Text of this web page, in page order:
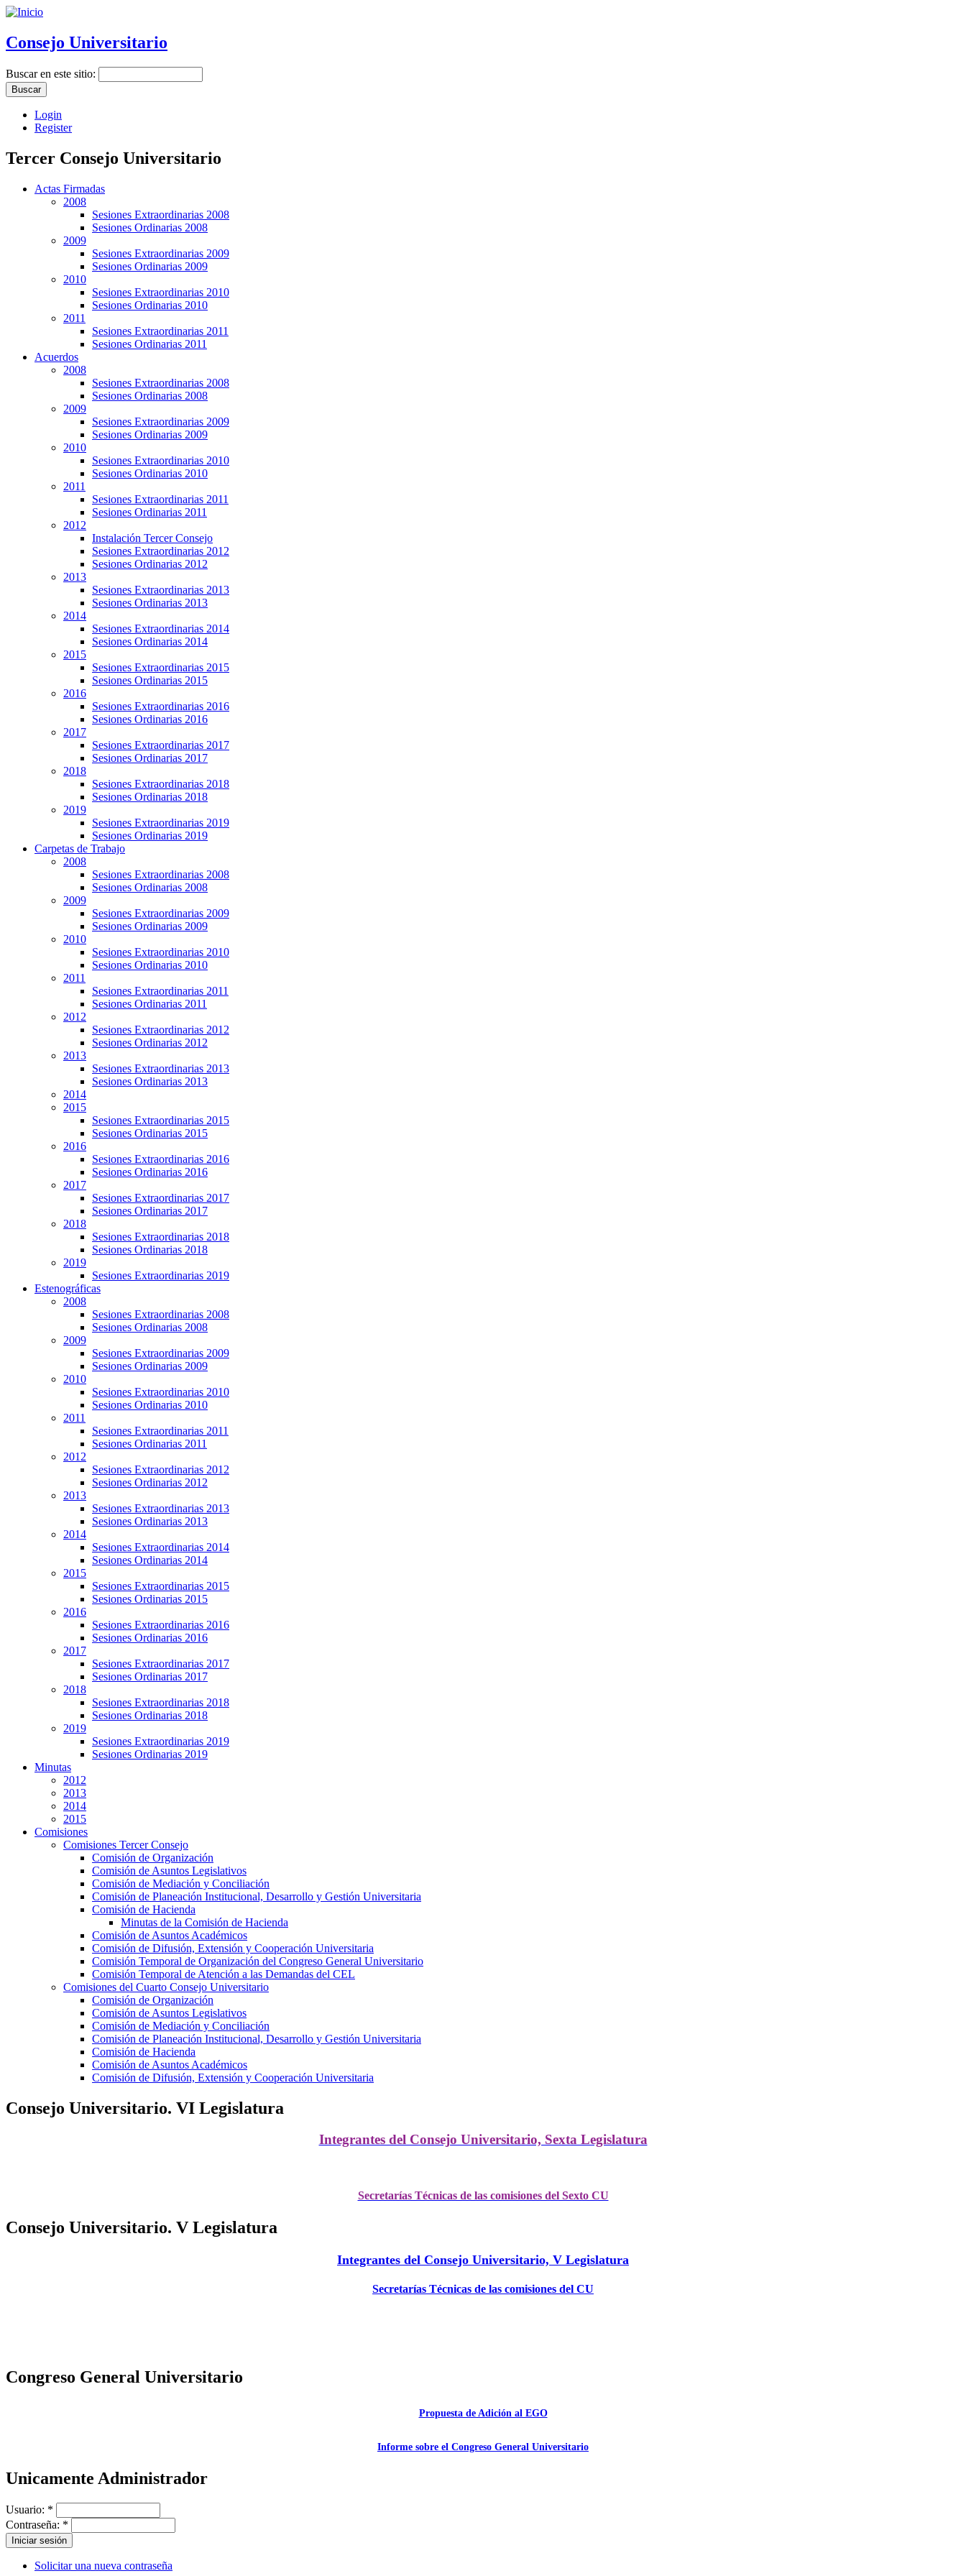
Consejo Universitario
Buscar en este sitio:
Login
Register
Tercer Consejo Universitario
Actas Firmadas
2008
Sesiones Extraordinarias 2008
Sesiones Ordinarias 2008
2009
Sesiones Extraordinarias 2009
Sesiones Ordinarias 2009
2010
Sesiones Extraordinarias 2010
Sesiones Ordinarias 2010
2011
Sesiones Extraordinarias 2011
Sesiones Ordinarias 2011
Acuerdos
2008
Sesiones Extraordinarias 2008
Sesiones Ordinarias 2008
2009
Sesiones Extraordinarias 2009
Sesiones Ordinarias 2009
2010
Sesiones Extraordinarias 2010
Sesiones Ordinarias 2010
2011
Sesiones Extraordinarias 2011
Sesiones Ordinarias 2011
2012
Instalación Tercer Consejo
Sesiones Extraordinarias 2012
Sesiones Ordinarias 2012
2013
Sesiones Extraordinarias 2013
Sesiones Ordinarias 2013
2014
Sesiones Extraordinarias 2014
Sesiones Ordinarias 2014
2015
Sesiones Extraordinarias 2015
Sesiones Ordinarias 2015
2016
Sesiones Extraordinarias 2016
Sesiones Ordinarias 2016
2017
Sesiones Extraordinarias 2017
Sesiones Ordinarias 2017
2018
Sesiones Extraordinarias 2018
Sesiones Ordinarias 2018
2019
Sesiones Extraordinarias 2019
Sesiones Ordinarias 2019
Carpetas de Trabajo
2008
Sesiones Extraordinarias 2008
Sesiones Ordinarias 2008
2009
Sesiones Extraordinarias 2009
Sesiones Ordinarias 2009
2010
Sesiones Extraordinarias 2010
Sesiones Ordinarias 2010
2011
Sesiones Extraordinarias 2011
Sesiones Ordinarias 2011
2012
Sesiones Extraordinarias 2012
Sesiones Ordinarias 2012
2013
Sesiones Extraordinarias 2013
Sesiones Ordinarias 2013
2014
2015
Sesiones Extraordinarias 2015
Sesiones Ordinarias 2015
2016
Sesiones Extraordinarias 2016
Sesiones Ordinarias 2016
2017
Sesiones Extraordinarias 2017
Sesiones Ordinarias 2017
2018
Sesiones Extraordinarias 2018
Sesiones Ordinarias 2018
2019
Sesiones Extraordinarias 2019
Estenográficas
2008
Sesiones Extraordinarias 2008
Sesiones Ordinarias 2008
2009
Sesiones Extraordinarias 2009
Sesiones Ordinarias 2009
2010
Sesiones Extraordinarias 2010
Sesiones Ordinarias 2010
2011
Sesiones Extraordinarias 2011
Sesiones Ordinarias 2011
2012
Sesiones Extraordinarias 2012
Sesiones Ordinarias 2012
2013
Sesiones Extraordinarias 2013
Sesiones Ordinarias 2013
2014
Sesiones Extraordinarias 2014
Sesiones Ordinarias 2014
2015
Sesiones Extraordinarias 2015
Sesiones Ordinarias 2015
2016
Sesiones Extraordinarias 2016
Sesiones Ordinarias 2016
2017
Sesiones Extraordinarias 2017
Sesiones Ordinarias 2017
2018
Sesiones Extraordinarias 2018
Sesiones Ordinarias 2018
2019
Sesiones Extraordinarias 2019
Sesiones Ordinarias 2019
Minutas
2012
2013
2014
2015
Comisiones
Comisiones Tercer Consejo
Comisión de Organización
Comisión de Asuntos Legislativos
Comisión de Mediación y Conciliación
Comisión de Planeación Institucional, Desarrollo y Gestión Universitaria
Comisión de Hacienda
Minutas de la Comisión de Hacienda
Comisión de Asuntos Académicos
Comisión de Difusión, Extensión y Cooperación Universitaria
Comisión Temporal de Organización del Congreso General Universitario
Comisión Temporal de Atención a las Demandas del CEL
Comisiones del Cuarto Consejo Universitario
Comisión de Organización
Comisión de Asuntos Legislativos
Comisión de Mediación y Conciliación
Comisión de Planeación Institucional, Desarrollo y Gestión Universitaria
Comisión de Hacienda
Comisión de Asuntos Académicos
Comisión de Difusión, Extensión y Cooperación Universitaria
Consejo Universitario. VI Legislatura
Integrantes del Consejo Universitario, Sexta Legislatura
Secretarías Técnicas de las comisiones del Sexto CU
Consejo Universitario. V Legislatura
Integrantes del Consejo Universitario, V Legislatura
Secretarías Técnicas de las comisiones del CU
Congreso General Universitario
Propuesta de Adición al EGO
Informe sobre el Congreso General Universitario
Unicamente Administrador
Usuario: *
Contraseña: *
Solicitar una nueva contraseña